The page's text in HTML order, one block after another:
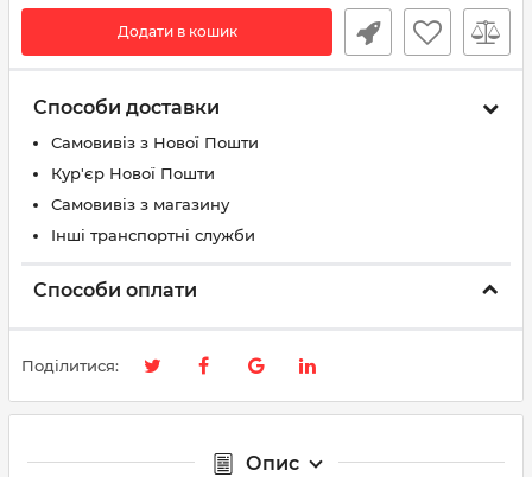
Додати в кошик
Способи доставки
Самовивіз з Нової Пошти
Кур'єр Нової Пошти
Самовивіз з магазину
Інші транспортні служби
Способи оплати
Поділитися:
Опис